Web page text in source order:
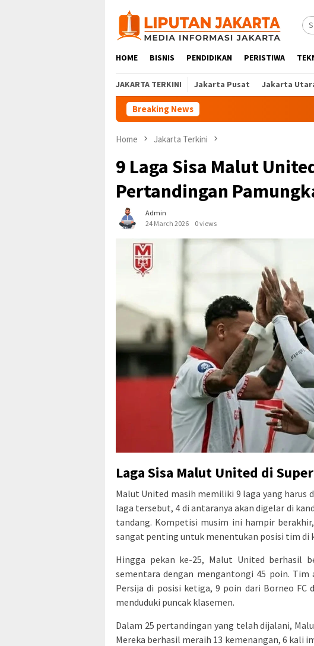
content
HOME BISNIS PENDIDIKAN PERISTIWA
JAKARTA TERKINI Jakarta Pusat Jakarta
Breaking News
Home Jakarta Terkini
9 Laga Sisa Malut
Pertandingan
Admin
24 March 2026
0 views
Laga Sisa Malut United di
Malut United masih memiliki 9 laga yang
laga tersebut, 4 di antaranya akan digelar di
tandang. Kompetisi musim ini hampir
sangat penting untuk menentukan posisi tim di
Hingga pekan ke-25, Malut United berhasil
sementara dengan mengantongi 45 poin.
Persija di posisi ketiga, 9 poin dari Borneo FC
menduduki puncak klasemen.
Dalam 25 pertandingan yang telah dijalani,
Mereka berhasil meraih 13 kemenangan, 6 kali